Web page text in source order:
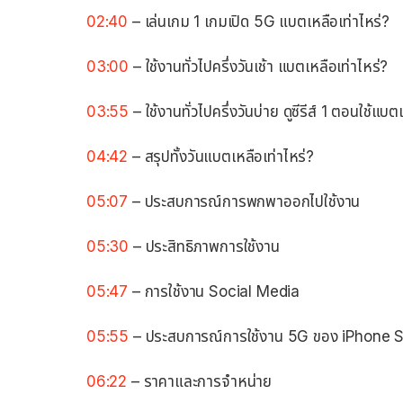
02:40 – เล่นเกม 1 เกมเปิด 5G แบตเหลือเท่าไหร่?
03:00 – ใช้งานทั่วไปครึ่งวันเช้า แบตเหลือเท่าไหร่?
03:55 – ใช้งานทั่วไปครึ่งวันบ่าย ดูซีรีส์ 1 ตอนใช้แบต
04:42 – สรุปทั้งวันแบตเหลือเท่าไหร่?
05:07 – ประสบการณ์การพกพาออกไปใช้งาน
05:30 – ประสิทธิภาพการใช้งาน
05:47 – การใช้งาน Social Media
05:55 – ประสบการณ์การใช้งาน 5G ของ iPhone
06:22 – ราคาและการจำหน่าย